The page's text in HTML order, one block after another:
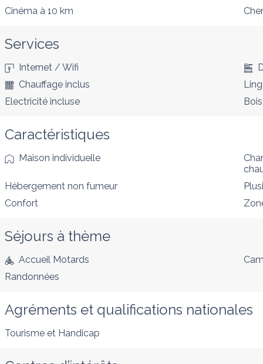
Cinéma à 10 km
Services
Internet / Wifi
Chauffage inclus
Electricité incluse
Caractéristiques
Maison individuelle
Hébergement non fumeur
Confort
Séjours à thème
Accueil Motards
Randonnées
Agréments et qualifications nationales
Tourisme et Handicap